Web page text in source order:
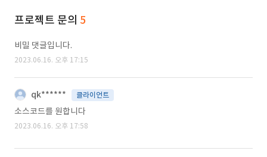
프로젝트 문의 5
비밀 댓글입니다.
2023.06.16. 오후 17:15
qk****** 클라이언트
소스코드를 원합니다
2023.06.16. 오후 17:58